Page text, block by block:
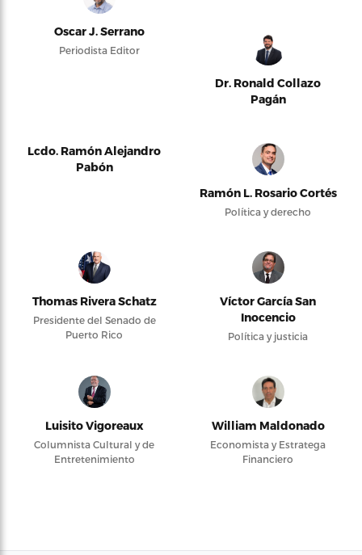
Oscar J. Serrano
Periodista Editor
Dr. Ronald Collazo
Pagán
Lcdo. Ramón Alejandro
Pabón
Ramón L. Rosario Cortés
Política y derecho
Thomas Rivera Schatz
Presidente del Senado de
Puerto Rico
Víctor García San
Inocencio
Política y justicia
Luisito Vigoreaux
Columnista Cultural y de
Entretenimiento
William Maldonado
Economista y Estratega
Financiero